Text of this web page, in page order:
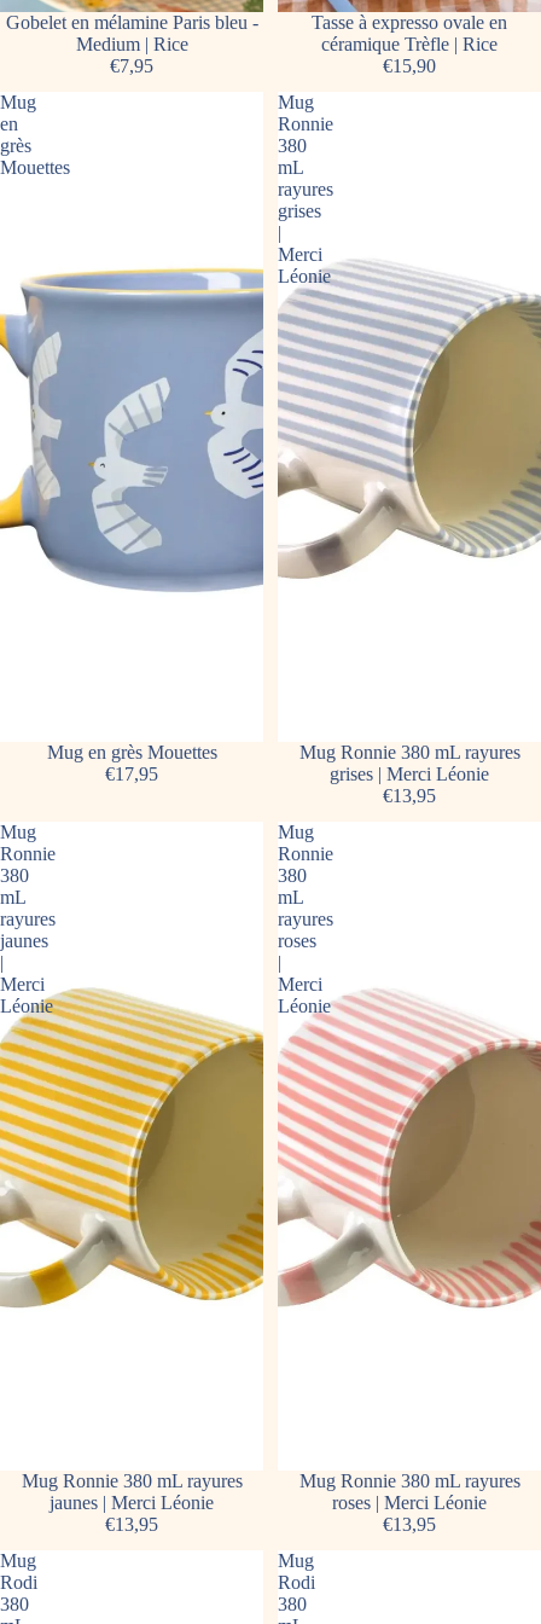
Gobelet en mélamine Paris bleu -
Medium | Rice
€7,95
Tasse à expresso ovale en
céramique Trèfle | Rice
€15,90
Mug
en
grès
Mouettes
Mug en grès Mouettes
€17,95
Mug
Ronnie
380
mL
rayures
grises
|
Merci
Léonie
Mug Ronnie 380 mL rayures
grises | Merci Léonie
€13,95
Mug
Ronnie
380
mL
rayures
jaunes
|
Merci
Léonie
Mug Ronnie 380 mL rayures
jaunes | Merci Léonie
€13,95
Mug
Ronnie
380
mL
rayures
roses
|
Merci
Léonie
Mug Ronnie 380 mL rayures
roses | Merci Léonie
€13,95
Mug
Rodi
380
Mug
Rodi
380